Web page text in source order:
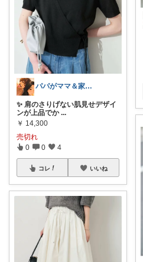
パパがママ＆家族の笑顔の為に選ぶ品😆
✨ 肩のさりげない肌見せデザイ
ンが上品でか ...
￥ 14,300
売切れ
0 0 4
コレ いいね